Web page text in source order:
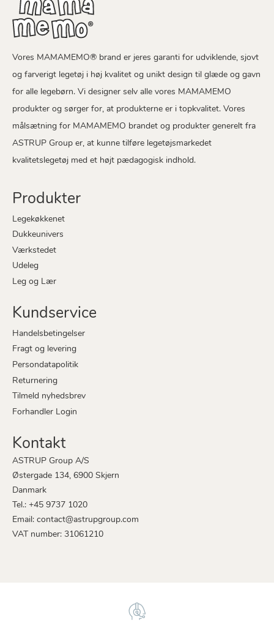
Vores MAMAMEMO® brand er jeres garanti for udviklende, sjovt
og farverigt legetøj i høj kvalitet og unikt design til glæde og gavn
for alle legebørn. Vi designer selv alle vores MAMAMEMO
produkter og sørger for, at produkterne er i topkvalitet. Vores
målsætning for MAMAMEMO brandet og produkter generelt fra
ASTRUP Group er, at kunne tilføre legetøjsmarkedet
kvalitetslegetøj med et højt pædagogisk indhold.
Produkter
Legekøkkenet
Dukkeunivers
Værkstedet
Udeleg
Leg og Lær
Kundservice
Handelsbetingelser
Fragt og levering
Persondatapolitik
Returnering
Tilmeld nyhedsbrev
Forhandler Login
Kontakt
ASTRUP Group A/S
Østergade 134, 6900 Skjern
Danmark
Tel.: +45 9737 1020
Email: contact@astrupgroup.com
VAT number: 31061210